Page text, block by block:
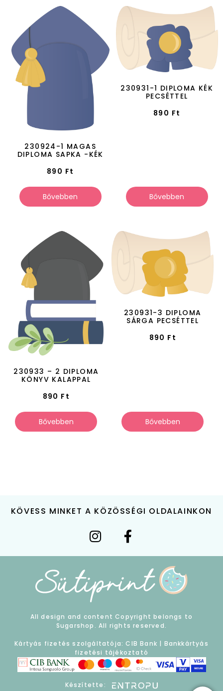
230924-1 MAGAS
DIPLOMA SAPKA -KÉK
890 Ft
Bővebben
230931-1 DIPLOMA KÉK
PECSÉTTEL
890 Ft
Bővebben
230933 – 2 DIPLOMA
KÖNYV KALAPPAL
890 Ft
Bővebben
230931-3 DIPLOMA
SÁRGA PECSÉTTEL
890 Ft
Bővebben
KÖVESS MINKET A KÖZÖSSÉGI OLDALAINKON
All design and content Copyright belongs to
Sugarshop. All rights reserved.
Kártyás fizetés szolgáltatója: CIB Bank | Bankkártyás
fizetési tájékoztató
Készítette: